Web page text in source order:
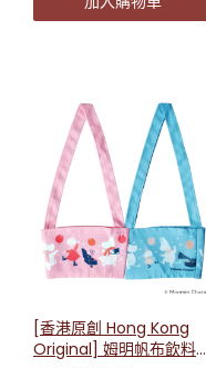
[香港原創 Hong Kong
Original] 姆明帆布飲料小